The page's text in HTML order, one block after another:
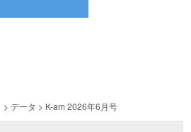
> データ > K-am 2026年6月号